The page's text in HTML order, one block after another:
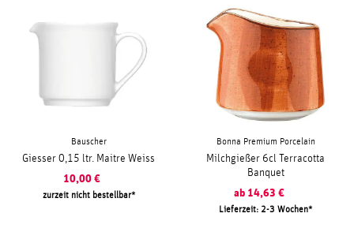
Bauscher
Giesser 0,15 ltr. Maitre Weiss
10,00 €
zurzeit nicht bestellbar
Bonna Premium Porcelain
Milchgießer 6cl Terracotta
Banquet
ab 14,63 €
Lieferzeit: 2-3 Wochen